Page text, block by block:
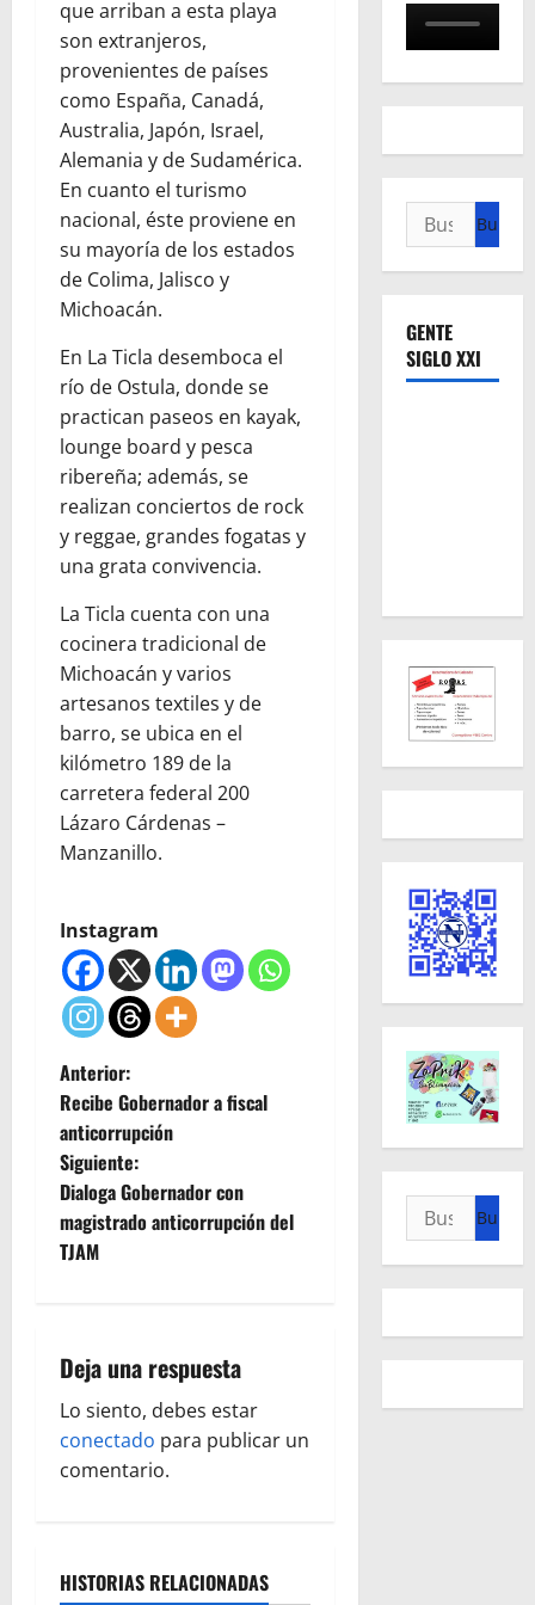
que arriban a esta playa
son extranjeros,
provenientes de países
como España, Canadá,
Australia, Japón, Israel,
Alemania y de Sudamérica.
En cuanto el turismo
nacional, éste proviene en
su mayoría de los estados
de Colima, Jalisco y
Michoacán.
En La Ticla desemboca el
río de Ostula, donde se
practican paseos en kayak,
lounge board y pesca
ribereña; además, se
realizan conciertos de rock
y reggae, grandes fogatas y
una grata convivencia.
La Ticla cuenta con una
cocinera tradicional de
Michoacán y varios
artesanos textiles y de
barro, se ubica en el
kilómetro 189 de la
carretera federal 200
Lázaro Cárdenas –
Manzanillo.
Instagram
N
a
v
e
c
i
ó
d
Anterior:
Recibe Gobernador a fiscal
anticorrupción
Siguiente:
Dialoga Gobernador con
magistrado anticorrupción del
TJAM
Deja una respuesta
Lo siento, debes estar
conectado para publicar un
comentario.
HISTORIAS RELACIONADAS
Buscar:
GENTE
SIGLO XXI
Buscar: